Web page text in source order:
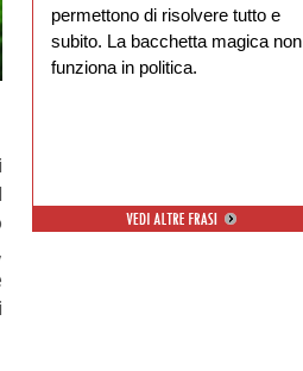
permettono di risolvere tutto e
subito. La bacchetta magica non
funziona in politica.